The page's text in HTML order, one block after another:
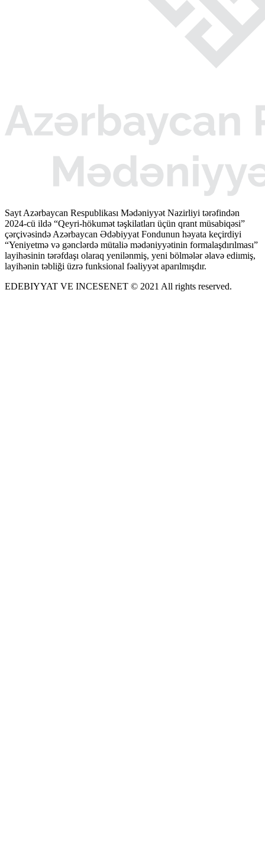
Sayt Azərbaycan Respublikası Mədəniyyət Nazirliyi tərəfindən
2024-cü ildə “Qeyri-hökumət təşkilatları üçün qrant müsabiqəsi”
çərçivəsində Azərbaycan Ədəbiyyat Fondunun həyata keçirdiyi
“Yeniyetmə və gənclərdə mütaliə mədəniyyətinin formalaşdırılması”
layihəsinin tərəfdaşı olaraq yenilənmiş, yeni bölmələr əlavə ediımiş,
layihənin təbliği üzrə funksional fəaliyyət aparılmışdır.
EDEBIYYAT VE INCESENET © 2021 All rights reserved.